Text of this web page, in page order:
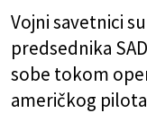
Vojni savetnici
predsednika
sobe tokom
američkog